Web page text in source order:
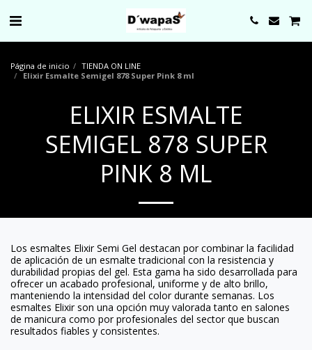
Página de inicio
TIENDA ON LINE
Elixir Esmalte Semigel 878 Super Pink 8 ml
ELIXIR ESMALTE
SEMIGEL 878 SUPER
PINK 8 ML
Los esmaltes Elixir Semi Gel destacan por combinar la facilidad
de aplicación de un esmalte tradicional con la resistencia y
durabilidad propias del gel. Esta gama ha sido desarrollada para
ofrecer un acabado profesional, uniforme y de alto brillo,
manteniendo la intensidad del color durante semanas. Los
esmaltes Elixir son una opción muy valorada tanto en salones
de manicura como por profesionales del sector que buscan
resultados fiables y consistentes.